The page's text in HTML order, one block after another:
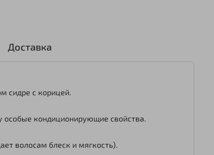
Доставка
сидре с корицей.
особые кондиционирующие свойства.
волосам блеск и мягкость).